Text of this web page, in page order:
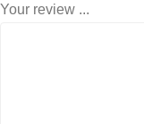
Your review ...